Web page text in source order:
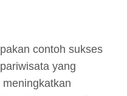
contoh sukses
yang